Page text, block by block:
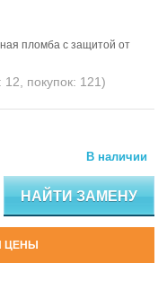
пломба с защитой от
12, покупок: 121)
В наличии
НАЙТИ ЗАМЕНУ
ЦЕНЫ